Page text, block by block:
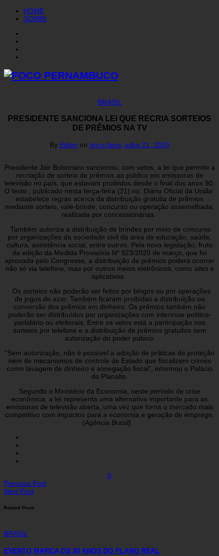
HOME
SOBRE
BRASIL
PRESIDENTE SANCIONA LEI QUE RECRIA SORTEIOS
DE PRÊMIOS NA TV
By Editor on terça-feira, julho 21, 2020
Presidente Jair Bolsonaro sancionou, com vetos, a lei que permite a
recriação de sorteio de prêmios ao público em emissoras de
televisão no país, que estavam proibidos desde o final dos anos 90.
O texto , publicado nesta terça-feira (21) no Diário Oficial da União
estabelece regras acerca da distribuição gratuita de prêmios
mediante sorteio, vale-brinde, concurso ou operação assemelhada,
realizada por concessionárias.
Também autoriza a distribuição de brindes por meio de concurso
por organizações da sociedade civil da área de educação, saúde,
cultura, assistência social, entre outros. Pela nova legislação, fruto
da edição da Medida Provisória Nº 923/2020 de março, que foi
aprovada pelo Congresso, a distribuição de prêmios poderá ocorrer
não só via telefone, mas por outros meios eletrônicos, como sitese
aplicativos.
Os sorteios não poderão ser feitos por bingos ou por operações
de jogos de azar. Também ficaram proibidas a distribuição ou
conversão dos prêmios em dinheiro. Os prêmios também não
poderão ser distribuídos por organizações com interesse político-
partidário ou eleitorais. Entre os vetos está a participação nos
sorteios por telefone e a distribuição de prêmios gratuitos sem
autorização do poder púbico.
“Sem autorização, não é possível a adoção de práticas de proteção
nem de mecanismos de controle de Estado que fiscalizem crimes
como lavagem de dinheiro e sonegação fiscal”, informou o Palácio
do Planalto.
Segundo o Ministério da Economia, neste período de crise
econômica, a lei representa uma alternativa importante para as
emissoras de televisão aberta, uma vez que torna o mercado mais
competitivo com impactos para a economia e geração de emprego.
(Agência Brasil) .
0
Previous Post
Next Post
Related Posts
BRASIL
EVENTO MARCA OS 30 ANOS DO PLANO REAL